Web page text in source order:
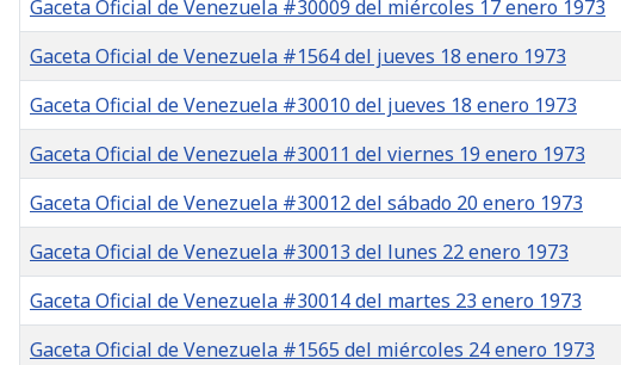
Gaceta Oficial de Venezuela #30009 del miércoles 17 enero 1973
Gaceta Oficial de Venezuela #1564 del jueves 18 enero 1973
Gaceta Oficial de Venezuela #30010 del jueves 18 enero 1973
Gaceta Oficial de Venezuela #30011 del viernes 19 enero 1973
Gaceta Oficial de Venezuela #30012 del sábado 20 enero 1973
Gaceta Oficial de Venezuela #30013 del lunes 22 enero 1973
Gaceta Oficial de Venezuela #30014 del martes 23 enero 1973
Gaceta Oficial de Venezuela #1565 del miércoles 24 enero 1973